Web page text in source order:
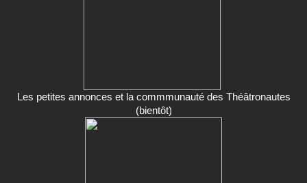
Les petites annonces et la commmunauté des Théâtronautes
(bientôt)